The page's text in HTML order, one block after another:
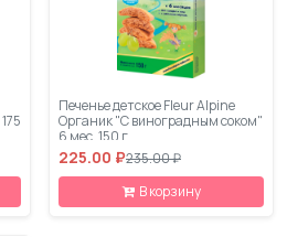
Печенье детское Fleur Alpine
Органик "С виноградным соком"
6 мес. 150 г
225.00 ₽235.00 ₽
В корзину